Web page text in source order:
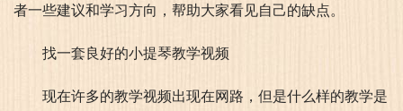
者一些建议和学习方向，帮助大家看见自己的缺点。
找一套良好的小提琴教学视频
现在许多的教学视频出现在网路，但是什么样的教学是